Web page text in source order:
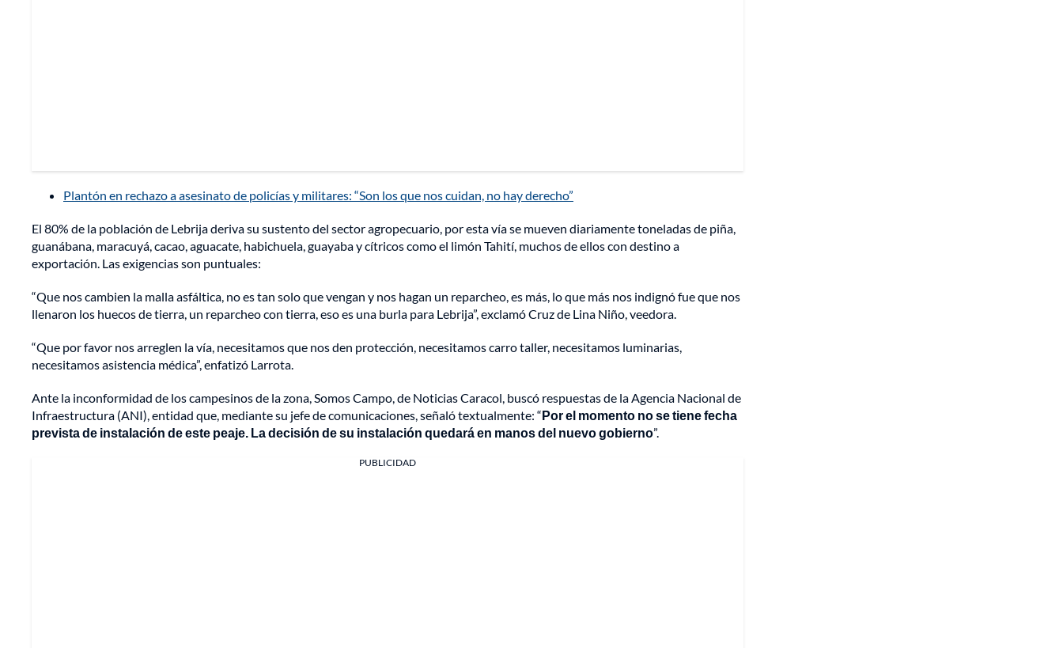
Plantón en rechazo a asesinato de policías y militares: “Son los que nos cuidan, no hay derecho”
El 80% de la población de Lebrija deriva su sustento del sector agropecuario, por esta vía se mueven diariamente toneladas de piña,
guanábana, maracuyá, cacao, aguacate, habichuela, guayaba y cítricos como el limón Tahití, muchos de ellos con destino a
exportación. Las exigencias son puntuales:
“Que nos cambien la malla asfáltica, no es tan solo que vengan y nos hagan un reparcheo, es más, lo que más nos indignó fue que nos
llenaron los huecos de tierra, un reparcheo con tierra, eso es una burla para Lebrija”, exclamó Cruz de Lina Niño, veedora.
“Que por favor nos arreglen la vía, necesitamos que nos den protección, necesitamos carro taller, necesitamos luminarias,
necesitamos asistencia médica”, enfatizó Larrota.
Ante la inconformidad de los campesinos de la zona, Somos Campo, de Noticias Caracol, buscó respuestas de la Agencia Nacional de
Infraestructura (ANI), entidad que, mediante su jefe de comunicaciones, señaló textualmente: “Por el momento no se tiene fecha
prevista de instalación de este peaje. La decisión de su instalación quedará en manos del nuevo gobierno”.
PUBLICIDAD